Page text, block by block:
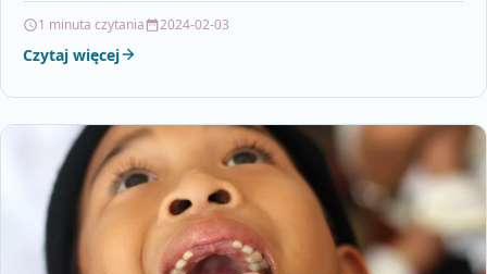
1 minuta czytania 2024-02-03
Czytaj więcej